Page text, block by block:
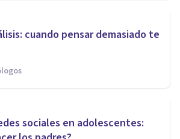
cuando pensar demasiado te
sociales en adolescentes: